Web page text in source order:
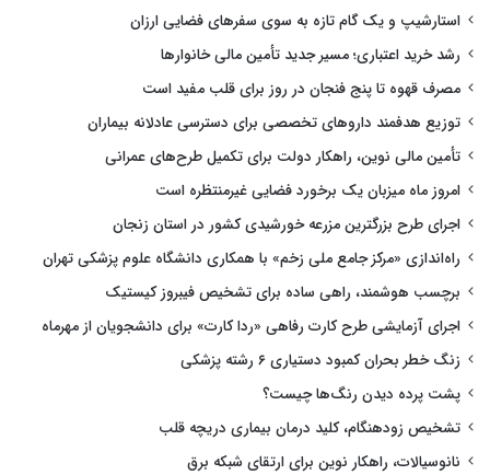
استارشیپ و یک گام تازه به سوی سفرهای فضایی ارزان
رشد خرید اعتباری؛ مسیر جدید تأمین مالی خانوارها
مصرف قهوه تا پنج فنجان در روز برای قلب مفید است
توزیع هدفمند داروهای تخصصی برای دسترسی عادلانه بیماران
تأمین مالی نوین، راهکار دولت برای تکمیل طرح‌های عمرانی
امروز ماه میزبان یک برخورد فضایی غیرمنتظره است
اجرای طرح بزرگترین مزرعه خورشیدی کشور در استان زنجان
راه‌اندازی «مرکز جامع ملی زخم» با همکاری دانشگاه علوم پزشکی تهران
برچسب هوشمند، راهی ساده برای تشخیص فیبروز کیستیک
اجرای آزمایشی طرح کارت رفاهی «ردا کارت» برای دانشجویان از مهرماه
زنگ خطر بحران کمبود دستیاری ۶ رشته پزشکی
پشت پرده دیدن رنگ‌ها چیست؟
تشخیص زودهنگام، کلید درمان بیماری دریچه قلب
نانوسیالات، راهکار نوین برای ارتقای شبکه برق